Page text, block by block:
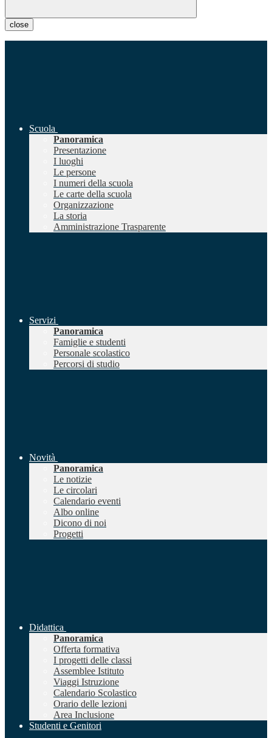
close
Scuola
Panoramica
Presentazione
I luoghi
Le persone
I numeri della scuola
Le carte della scuola
Organizzazione
La storia
Amministrazione Trasparente
Servizi
Panoramica
Famiglie e studenti
Personale scolastico
Percorsi di studio
Novità
Panoramica
Le notizie
Le circolari
Calendario eventi
Albo online
Dicono di noi
Progetti
Didattica
Panoramica
Offerta formativa
I progetti delle classi
Assemblee Istituto
Viaggi Istruzione
Calendario Scolastico
Orario delle lezioni
Area Inclusione
Studenti e Genitori